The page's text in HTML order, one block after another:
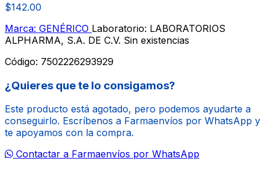
$142.00
Marca: GENÉRICO Laboratorio: LABORATORIOS
ALPHARMA, S.A. DE C.V. Sin existencias
Código: 7502226293929
¿Quieres que te lo consigamos?
Este producto está agotado, pero podemos ayudarte a
conseguirlo. Escríbenos a Farmaenvíos por WhatsApp y
te apoyamos con la compra.
Contactar a Farmaenvíos por WhatsApp